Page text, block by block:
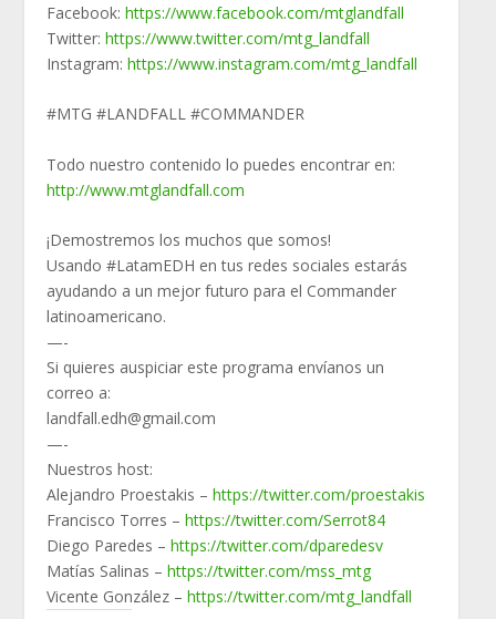
Facebook:https://www.facebook.com/mtglandfall
Twitter:https://www.twitter.com/mtg_landfall
Instagram:https://www.instagram.com/mtg_landfall
#MTG #LANDFALL #COMMANDER
Todo nuestro contenido lo puedes encontrar en:
http://www.mtglandfall.com
¡Demostremos los muchos que somos!
Usando #LatamEDH​​​​ en tus redes sociales estarás
ayudando a un mejor futuro para el Commander
latinoamericano.
—-
Si quieres auspiciar este programa envíanos un
correo a:
landfall.edh@gmail.com
—-
Nuestros host:
Alejandro Proestakis –https://twitter.com/proestakis
Francisco Torres –https://twitter.com/Serrot84
Diego Paredes –https://twitter.com/dparedesv
Matías Salinas –https://twitter.com/mss_mtg
Vicente González –https://twitter.com/mtg_landfall